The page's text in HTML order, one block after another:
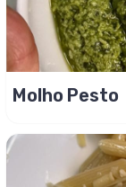
Molho Pesto